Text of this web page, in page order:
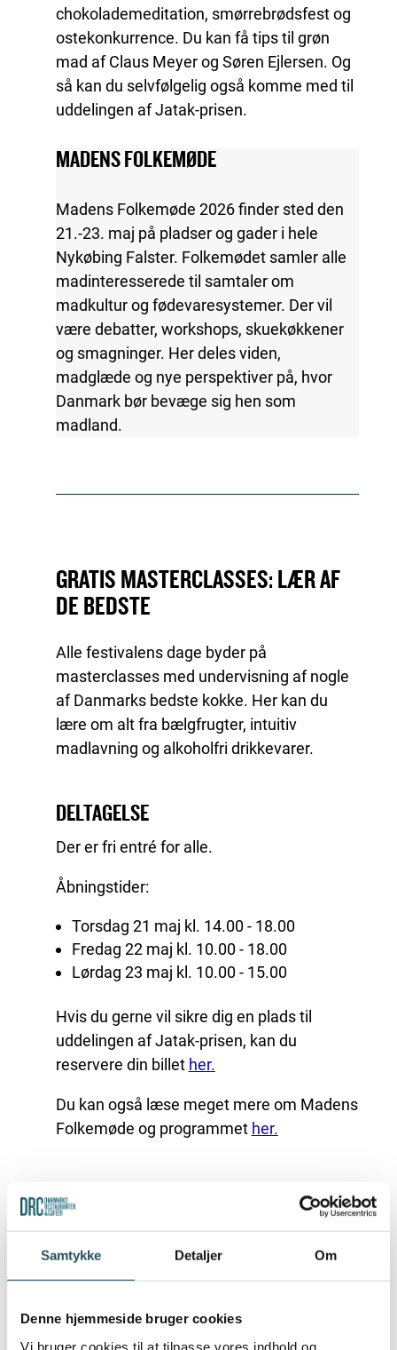
Samtykke Detaljer Om
Denne hjemmeside bruger cookies
Vi bruger cookies til at tilpasse vores indhold og
chokolademeditation, smørrebrødsfest og
ostekonkurrence. Du kan få tips til grøn
mad af Claus Meyer og Søren Ejlersen. Og
så kan du selvfølgelig også komme med til
uddelingen af Jatak-prisen.
MADENS FOLKEMØDE
Madens Folkemøde 2026 finder sted den
21.-23. maj på pladser og gader i hele
Nykøbing Falster. Folkemødet samler alle
madinteresserede til samtaler om
madkultur og fødevaresystemer. Der vil
være debatter, workshops, skuekøkkener
og smagninger. Her deles viden,
madglæde og nye perspektiver på, hvor
Danmark bør bevæge sig hen som
madland.
GRATIS MASTERCLASSES: LÆR AF
DE BEDSTE
Alle festivalens dage byder på
masterclasses med undervisning afnogle
af Danmarks bedste kokke. Her kan du
lære om alt fra bælgfrugter, intuitiv
madlavning og alkoholfri drikkevarer.
DELTAGELSE
Der er fri entré for alle.
Åbningstider:
Torsdag 21 maj kl. 14.00 - 18.00
Fredag 22 maj kl. 10.00 - 18.00
Lørdag 23 maj kl. 10.00 - 15.00
Hvis du gerne vil sikre dig en plads til
uddelingen af Jatak-prisen, kan du
reservere din billet her.
Du kan også læse meget mere om Madens
Folkemøde og programmet her.